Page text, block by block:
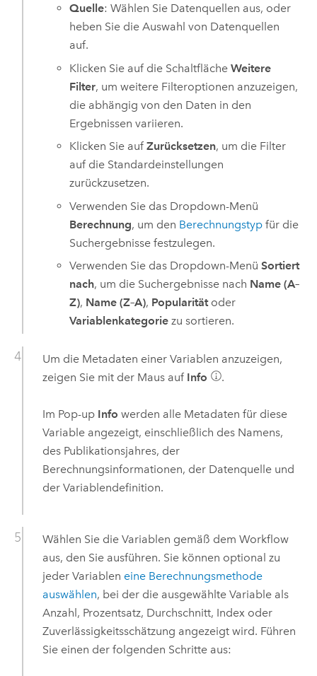
Quelle: Wählen Sie Datenquellen aus, oder
heben Sie die Auswahl von Datenquellen
auf.
Klicken Sie auf die SchaltflächeWeitere
Filter, um weitere Filteroptionen anzuzeigen,
die abhängig von den Daten in den
Ergebnissen variieren.
Klicken Sie aufZurücksetzen, um die Filter
auf die Standardeinstellungen
zurückzusetzen.
Verwenden Sie das Dropdown-Menü
Berechnung, um den Berechnungstyp für die
Suchergebnisse festzulegen.
Verwenden Sie das Dropdown-MenüSortiert
nach, um die Suchergebnisse nach Name (A–
Z), Name (Z–A), Popularitätoder
Variablenkategorie zu sortieren.
Um die Metadaten einer Variablen anzuzeigen,
zeigen Sie mit der Maus auf Info .
Im Pop-up Info werden alle Metadaten für diese
Variable angezeigt, einschließlich des Namens,
des Publikationsjahres, der
Berechnungsinformationen, der Datenquelle und
der Variablendefinition.
Wählen Sie die Variablen gemäß dem Workflow
aus, den Sie ausführen. Sie können optional zu
jeder Variablen eine Berechnungsmethode
auswählen, bei der die ausgewählte Variable als
Anzahl, Prozentsatz, Durchschnitt, Index oder
Zuverlässigkeitsschätzung angezeigt wird. Führen
Sie einen der folgenden Schritte aus: